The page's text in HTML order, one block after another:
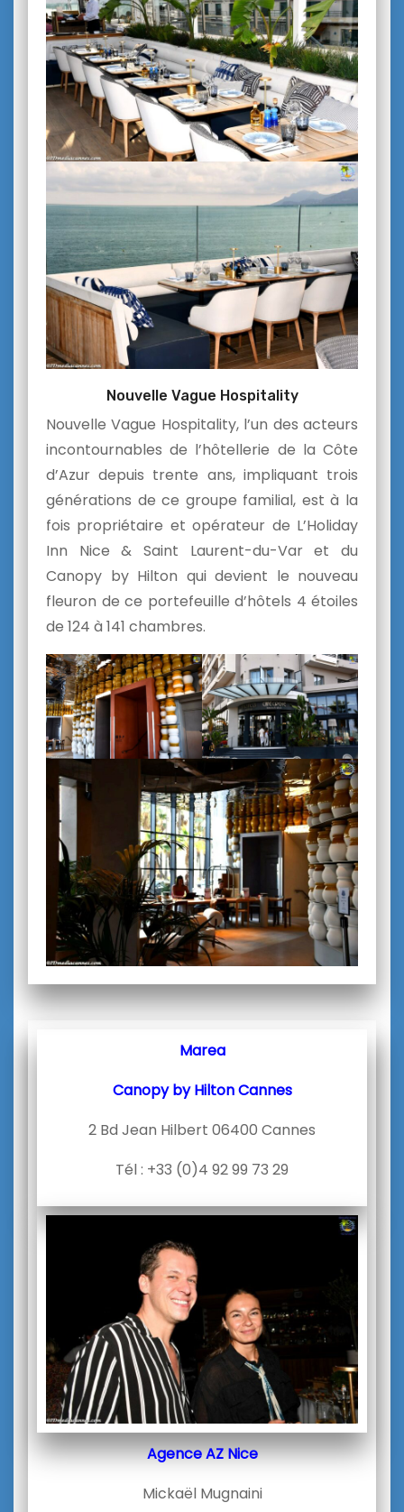
Nouvelle Vague Hospitality
Nouvelle Vague Hospitality, l’un des acteurs
incontournables de l’hôtellerie de la Côte
d’Azur depuis trente ans, impliquant trois
générations de ce groupe familial, est à la
fois propriétaire et opérateur de L’Holiday
Inn Nice & Saint Laurent-du-Var et du
Canopy by Hilton qui devient le nouveau
fleuron de ce portefeuille d’hôtels 4 étoiles
de 124 à 141 chambres.
Marea
Canopy by Hilton Cannes
2 Bd Jean Hilbert 06400 Cannes
Tél : +33 (0)4 92 99 73 29
Agence AZ Nice
Mickaël Mugnaini